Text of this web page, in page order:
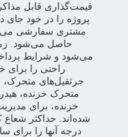
قیمت‌گذاری قابل
پروژه را در خود جای
مشتری سفارشی
حاصل می‌شود.
راحتی را برای
جرثقیل‌های متحرک،
متحرک خزنده،
خزنده، برای
درجه آنها را برای